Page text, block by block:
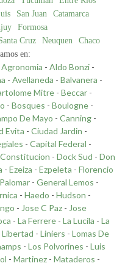
San Juan
Catamarca
Formosa
Cruz Neuquen
Chaco
en:
Agronomia - Aldo Bonzi -
- Avellaneda - Balvanera -
Mitre - Beccar -
- Bosques - Boulogne -
De Mayo - Canning -
Evita - Ciudad Jardin -
- Capital Federal -
Constitucion - Dock Sud - Don
- Ezeiza - Ezpeleta - Florencio
- General Lemos -
- Haedo - Hudson -
- Jose C Paz - Jose
- La Ferrere - La Lucila - La
Libertad - Liniers - Lomas De
- Los Polvorines - Luis
- Martinez - Mataderos -